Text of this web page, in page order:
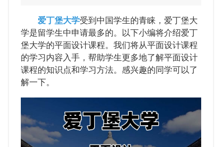
爱丁堡大学受到中国学生的青睐，爱丁堡大
学是留学生中申请最多的。以下小编将介绍爱丁
堡大学的平面设计课程。我们将从平面设计课程
的学习内容入手，帮助学生更多地了解平面设计
课程的知识点和学习方法。感兴趣的同学可以了
解一下。